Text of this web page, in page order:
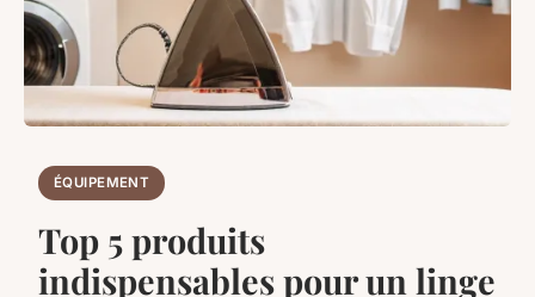
ÉQUIPEMENT
Top 5 produits
indispensables pour un linge